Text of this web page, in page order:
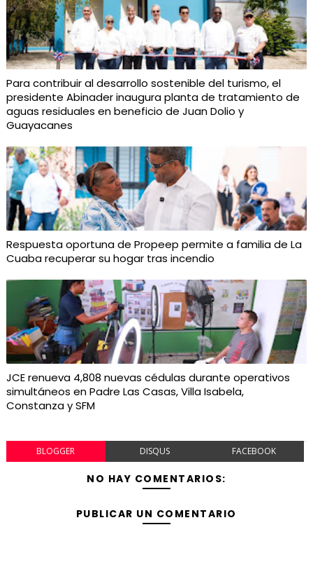
Para contribuir al desarrollo sostenible del turismo, el
presidente Abinader inaugura planta de tratamiento de
aguas residuales en beneficio de Juan Dolio y
Guayacanes
Respuesta oportuna de Propeep permite a familia de La
Cuaba recuperar su hogar tras incendio
JCE renueva 4,808 nuevas cédulas durante operativos
simultáneos en Padre Las Casas, Villa Isabela,
Constanza y SFM
BLOGGER DISQUS FACEBOOK
NO HAY COMENTARIOS:
PUBLICAR UN COMENTARIO